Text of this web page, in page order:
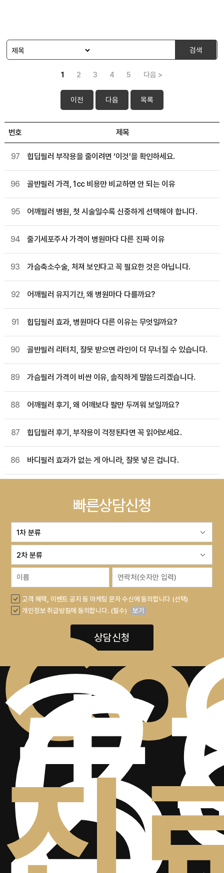
검색
1 2 3 4 5 다음 >
이전 다음 목록
번호 제목
97 힙딥필러 부작용을 줄이려면 ‘이것’을 확인하세요.
96 골반필러 가격, 1cc 비용만 비교하면 안 되는 이유
95 어깨필러 병원, 첫 시술일수록 신중하게 선택해야 합니다.
94 줄기세포주사 가격이 병원마다 다른 진짜 이유
93 가슴축소수술, 처져 보인다고 꼭 필요한 것은 아닙니다.
92 어깨필러 유지기간, 왜 병원마다 다를까요?
91 힙딥필러 효과, 병원마다 다른 이유는 무엇일까요?
90 골반필러 리터치, 잘못 받으면 라인이 더 무너질 수 있습니다.
89 가슴필러 가격이 비싼 이유, 솔직하게 말씀드리겠습니다.
88 어깨필러 후기, 왜 어깨보다 팔만 두꺼워 보일까요?
87 힙딥필러 후기, 부작용이 걱정된다면 꼭 읽어보세요.
86 바디필러 효과가 없는 게 아니라, 잘못 넣은 겁니다.
빠른상담신청
고객 혜택, 이벤트 공지 등 마케팅 문자 수신에 동의합니다 (선택)
개인정보 취급방침에 동의합니다. (필수)
보기
상담신청